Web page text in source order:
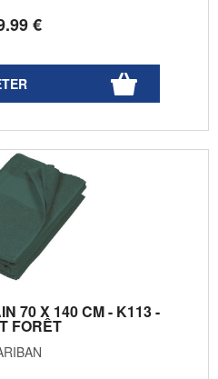
.99€
70 X 140 CM - K113 -
FORÊT